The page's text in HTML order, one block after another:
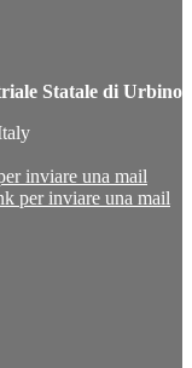
Statale di Urbino
inviare una mail
per inviare una mail